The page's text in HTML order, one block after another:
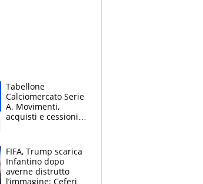
Tabellone
Calciomercato Serie
A. Movimenti,
acquisti e cessioni:
FIFA, Trump scarica
Infantino dopo
averne distrutto
l’immagine: Ceferin